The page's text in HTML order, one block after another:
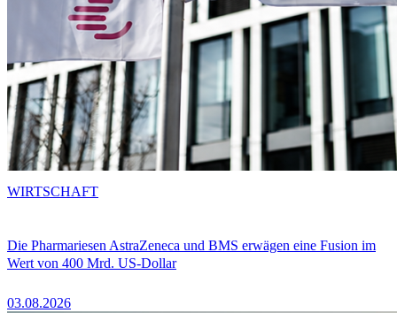
Die Pharmariesen AstraZeneca und BMS erwägen eine Fusion im
Wert von 400 Mrd. US-Dollar
03.08.2026
WIRTSCHAFT